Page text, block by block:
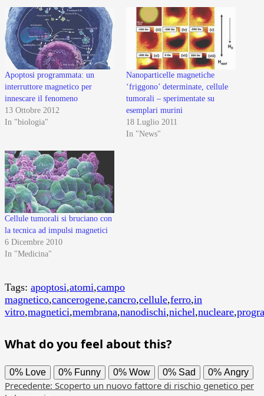
Apoptosi programmata: un
interruttore magnetico per
innescare il fenomeno
13 Ottobre 2012
In "biologia"
Nanoparticelle magnetiche
‘friggono’ determinate, cellule
tumorali – sperimentate su
esemplari murini
18 Luglio 2011
In "News"
Cellule tumorali si bruciano con
la tecnica ad impulsi magnetici
6 Dicembre 2010
In "Medicina"
Tags: apoptosi,atomi,campo
magnetico,cancerogene,cancro,cellule,ferro,in
vitro,magnetici,membrana,nanodischi,nichel,nucleare,
What do you feel about this?
0% Love 0% Funny 0% Wow 0% Sad 0% Angry
Navigazione
Precedente: Scoperto un nuovo fattore di rischio genetico per